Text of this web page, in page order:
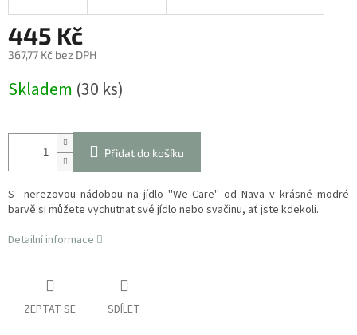
445 Kč
367,77 Kč bez DPH
cena:
Skladem (30 ks)
Přidat do košíku
S nerezovou nádobou na jídlo ''We Care'' od Nava v krásné modré
barvě si můžete vychutnat své jídlo nebo svačinu, ať jste kdekoli.
Detailní informace
ZEPTAT SE SDÍLET